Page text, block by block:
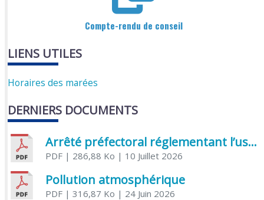
Compte-rendu de conseil
LIENS UTILES
Horaires des marées
DERNIERS DOCUMENTS
Arrêté préfectoral réglementant l’usage de l’eau
PDF| 286,88 Ko | 10 Juillet 2026
Pollution atmosphérique
PDF| 316,87 Ko | 24 Juin 2026